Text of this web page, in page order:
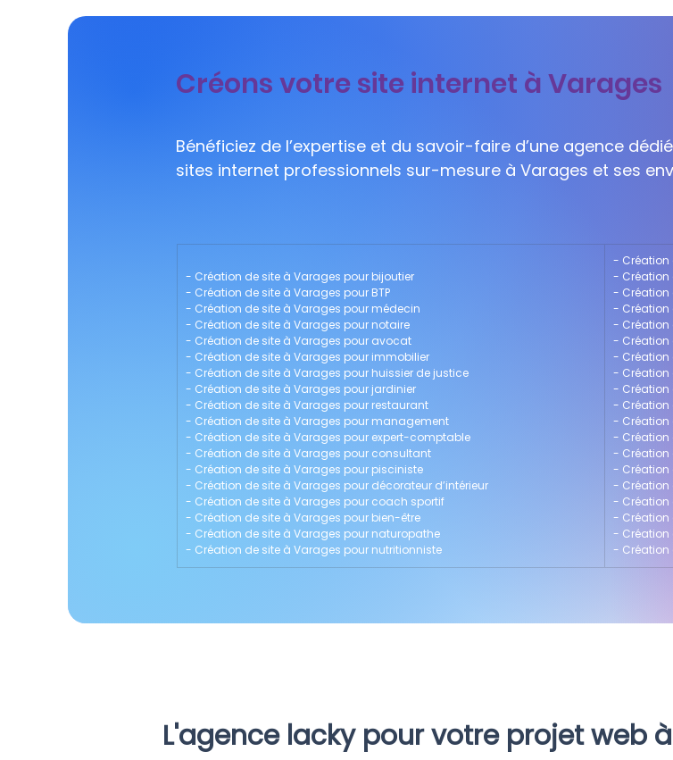
Créons votre site internet à Varages
Bénéficiez de l’expertise et du savoir-faire d’une agence
sites internet professionnels sur-mesure à Varages et ses
- Création de site à Varages pour bijoutier
- Création de site à Varages pour BTP
- Création de site à Varages pour médecin
- Création de site à Varages pour notaire
- Création de site à Varages pour avocat
- Création de site à Varages pour immobilier
- Création de site à Varages pour huissier de justice
- Création de site à Varages pour jardinier
- Création de site à Varages pour restaurant
- Création de site à Varages pour management
- Création de site à Varages pour expert-comptable
- Création de site à Varages pour consultant
- Création de site à Varages pour pisciniste
- Création de site à Varages pour décorateur d’intérieur
- Création de site à Varages pour coach sportif
- Création de site à Varages pour bien-être
- Création de site à Varages pour naturopathe
- Création de site à Varages pour nutritionniste
- Création
- Création
- Création
- Création
- Création
- Création
- Création
-
- Création
-
- Création
-
- Création
- Création
-
- Création
-
- Création
- Création
L'agence lacky pour votre projet web